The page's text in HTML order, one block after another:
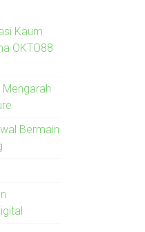
Kaum
OKTO88
Bermain